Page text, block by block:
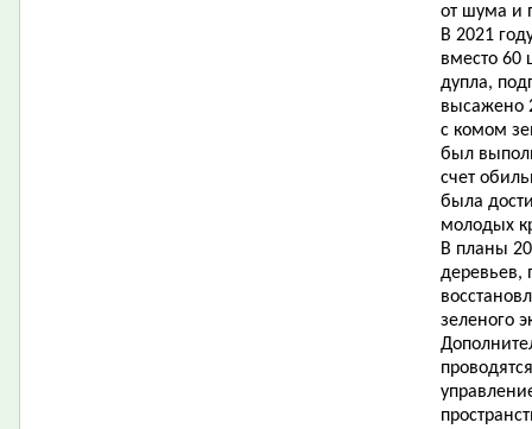
от шума и
В 2021
вместо 60
дупла,
высажено
с комом
был
счет
была
молодых
В планы
деревьев,
зеленого